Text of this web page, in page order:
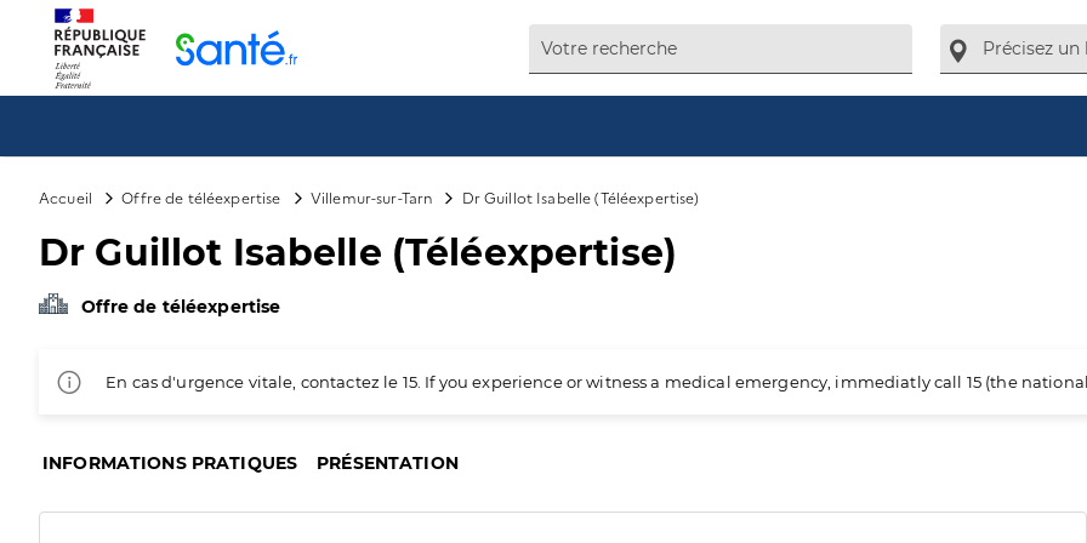
Accueil Offre de téléexpertise Villemur-sur-Tarn Dr Guillot Isabelle (Téléexpertise)
Dr Guillot Isabelle (Téléexpertise)
Offre de téléexpertise
En cas d'urgence vitale, contactez le 15. If you experience or witness a medical emergency, immediatly call 15 (the
INFORMATIONS PRATIQUES PRÉSENTATION
Panneau de gestion des cookies